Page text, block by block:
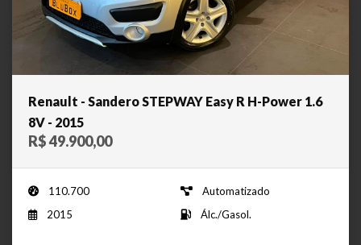
Renault - Sandero STEPWAY Easy R H-Power 1.6
8V - 2015
R$ 49.900,00
110.700
Automatizado
2015
Álc./Gasol.